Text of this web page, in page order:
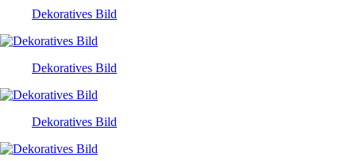
Dekoratives Bild
Dekoratives Bild
Dekoratives Bild